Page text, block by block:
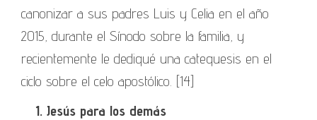
canonizar a sus padres Luis y Celia en el año
2015, durante el Sínodo sobre la familia, y
recientemente le dediqué una catequesis en el
ciclo sobre el celo apostólico. [14]
1. Jesús para los demás